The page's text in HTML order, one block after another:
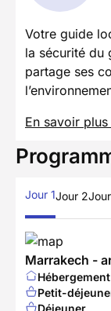
Votre guide
la sécurité du
partage ses
En savoir
Jour 1Jour 2
Marrakech -
Hébergement
Petit-